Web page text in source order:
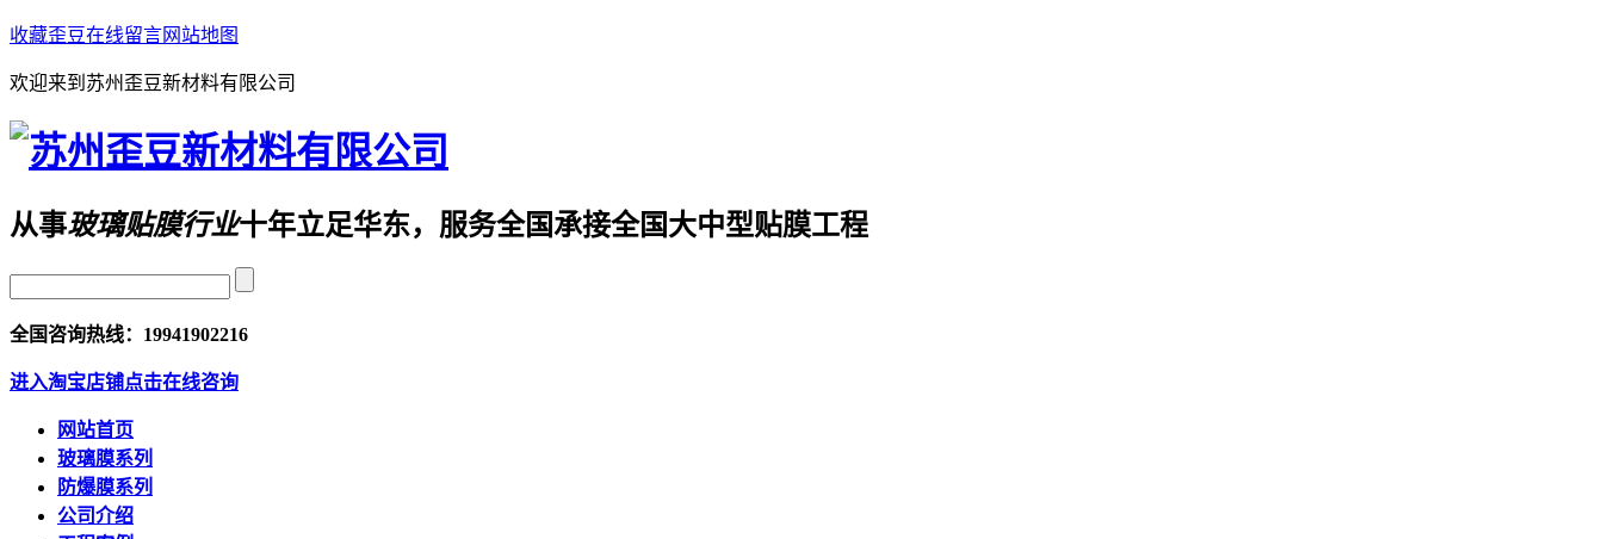
收藏歪豆在线留言网站地图
欢迎来到苏州歪豆新材料有限公司
从事玻璃贴膜行业十年立足华东，服务全国承接全国大中型贴膜工程
全国咨询热线： 19941902216
进入淘宝店铺点击在线咨询
网站首页
玻璃膜系列
防爆膜系列
公司介绍